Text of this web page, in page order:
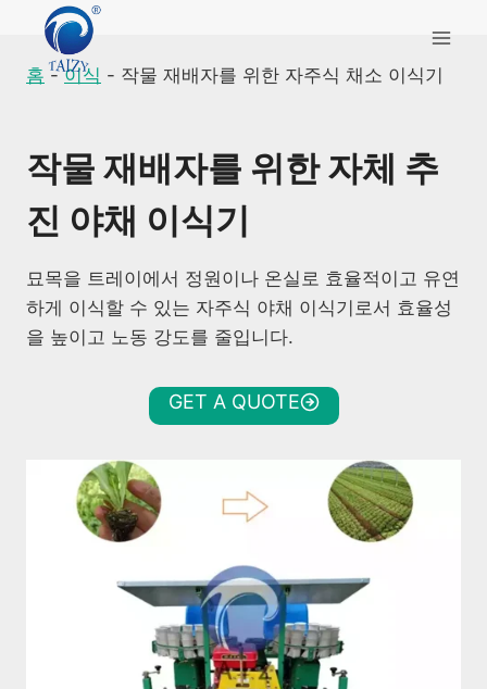
content
홈 -이식 - 작물 재배자를 위한 자주식 채소 이식기
작물 재배자를 위한 자체 추
진 야채 이식기
묘목을 트레이에서 정원이나 온실로 효율적이고 유연
하게 이식할 수 있는 자주식 야채 이식기로서 효율성
을 높이고 노동 강도를 줄입니다.
GET A QUOTE